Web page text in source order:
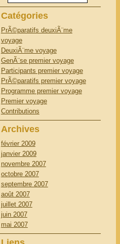
Catégories
PrÃ©paratifs deuxiÃ¨me
voyage
DeuxiÃ¨me voyage
GenÃ¨se premier voyage
Participants premier voyage
PrÃ©paratifs premier voyage
Programme premier voyage
Premier voyage
Contributions
Archives
février 2009
janvier 2009
novembre 2007
octobre 2007
septembre 2007
août 2007
juillet 2007
juin 2007
mai 2007